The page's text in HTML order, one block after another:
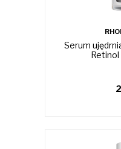
Serum
Retinol